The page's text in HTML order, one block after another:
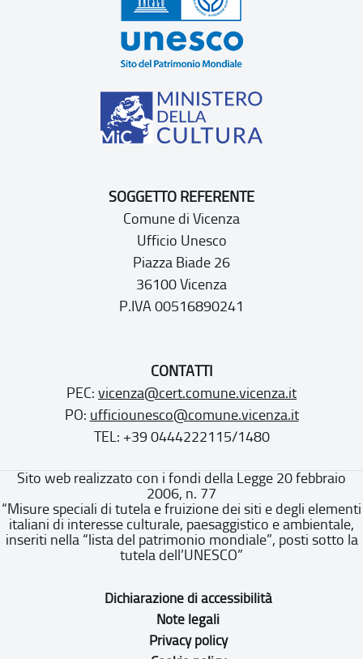
SOGGETTO REFERENTE
Comune di Vicenza
Ufficio Unesco
Piazza Biade 26
36100 Vicenza
P.IVA 00516890241
CONTATTI
PEC: vicenza@cert.comune.vicenza.it
PO: ufficiounesco@comune.vicenza.it
TEL: +39 0444222115/1480
Sito web realizzato con i fondi della Legge 20 febbraio
2006, n. 77
“Misure speciali di tutela e fruizione dei siti e degli elementi
italiani di interesse culturale, paesaggistico e ambientale,
inseriti nella “lista del patrimonio mondiale”, posti sotto la
tutela dell’UNESCO”
Dichiarazione di accessibilità
Note legali
Privacy policy